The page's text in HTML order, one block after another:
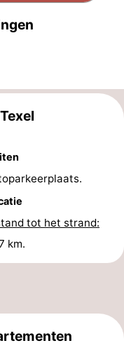
tot het strand:
km.